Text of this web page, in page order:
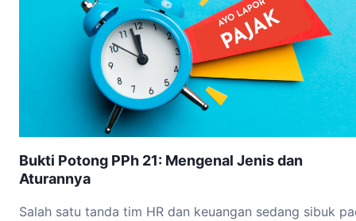
Bukti Potong PPh 21: Mengenal Jenis dan
Aturannya
Salah satu tanda tim HR dan keuangan sedang sibuk